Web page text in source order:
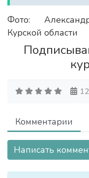
Фото:
Курской области
Комментарии
Написать